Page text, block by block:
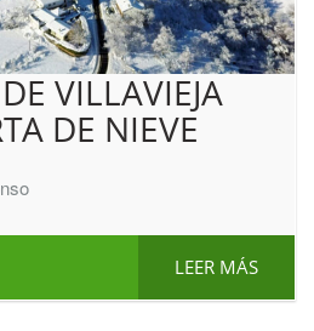
VILLAVIEJA
DE NIEVE
LEER MÁS